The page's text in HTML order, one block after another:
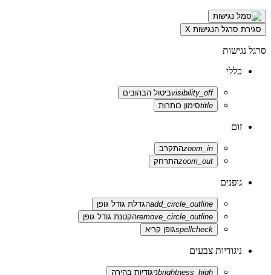
סגירת סרגל הנגישות X
סרגל נגישות
כללי
visibility_offביטול הבהובים
titleסימון כותרות
זום
zoom_inהתקרב
zoom_outהתרחק
גופנים
add_circle_outlineהגדלת גודל גופן
remove_circle_outlineהקטנת גודל גופן
spellcheckגופן קריא
ניגודיות צבעים
brightness_highניגודיות בהירה